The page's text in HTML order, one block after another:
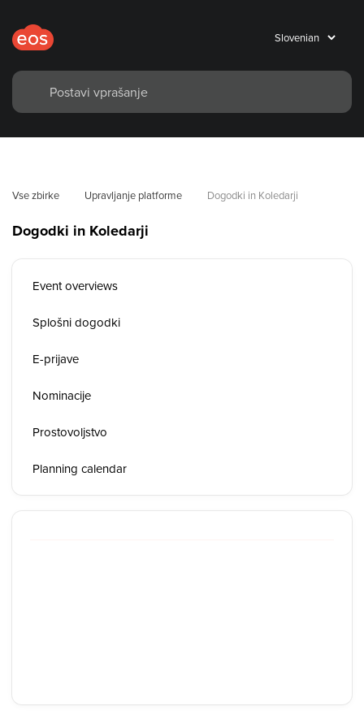
Vse zbirke Upravljanje platforme Dogodki in Koledarji
Dogodki in Koledarji
Event overviews
Splošni dogodki
E-prijave
Nominacije
Prostovoljstvo
Planning calendar